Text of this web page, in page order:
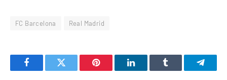
FC Barcelona Real Madrid
FacebookTwitter Pinterest LinkedInTumblr